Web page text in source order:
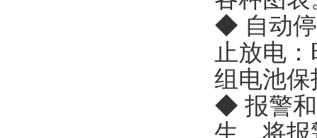
◆ 自动停
止放电
组电池
◆ 报警和
生，将